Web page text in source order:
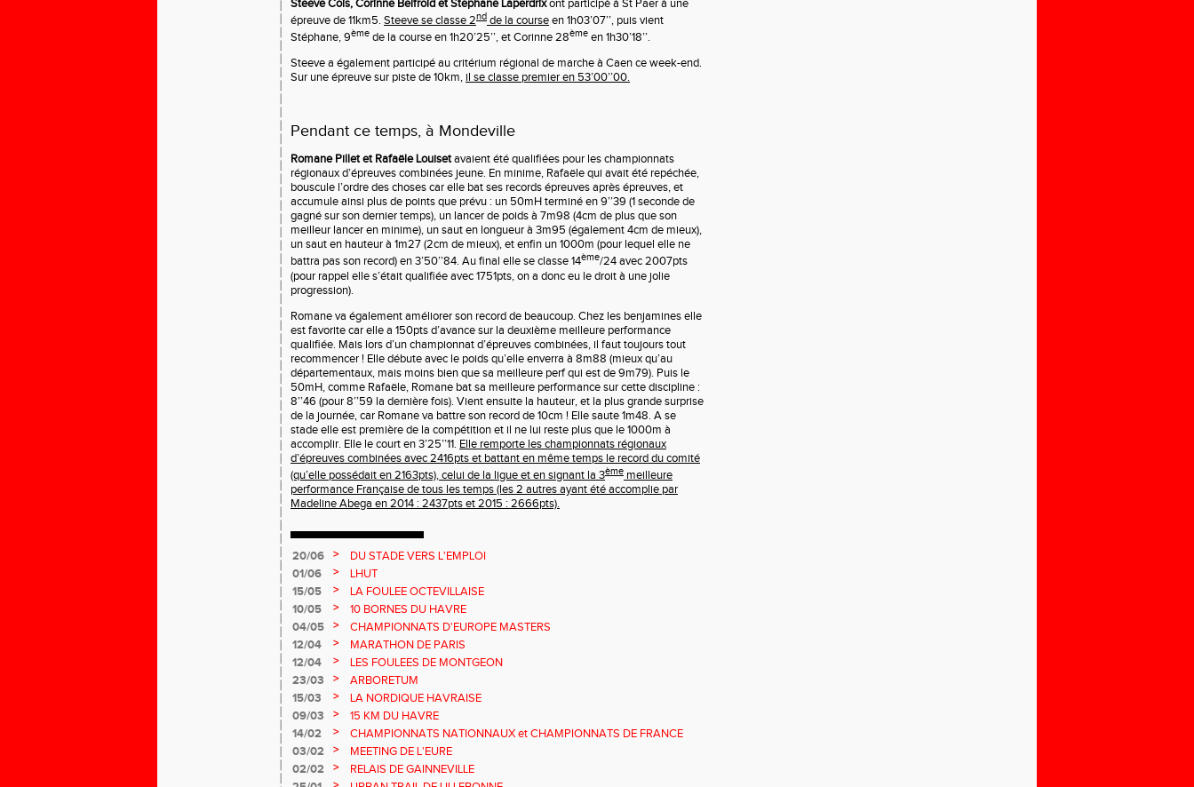
Steeve Cois, Corinne Belfroid et Stephane Laperdrixont participé à St Paer à une
épreuve de 11km5. Steeve se classe 2nd de la courseen 1h03’07’’, puis vient
Stéphane, 9ème de la course en 1h20’25’’, et Corinne 28ème en 1h30’18’’.
Steeve a également participé au critérium régional de marche à Caen ce week-end.
Sur une épreuve sur piste de 10km, il se classe premier en 53’00’’00.
Pendant ce temps, à Mondeville
Romane Pillet et Rafaële Louisetavaient été qualifiées pour les championnats
régionaux d’épreuves combinées jeune. En minime, Rafaële qui avait été repéchée,
bouscule l’ordre des choses car elle bat ses records épreuves après épreuves, et
accumule ainsi plus de points que prévu : un 50mH terminé en 9’’39 (1 seconde de
gagné sur son dernier temps), un lancer de poids à 7m98 (4cm de plus que son
meilleur lancer en minime), un saut en longueur à 3m95 (également 4cm de mieux),
un saut en hauteur à 1m27 (2cm de mieux), et enfin un 1000m (pour lequel elle ne
battra pas son record) en 3’50’’84. Au final elle se classe 14ème/24 avec 2007pts
(pour rappel elle s’était qualifiée avec 1751pts, on a donc eu le droit à une jolie
progression).
Romane va également améliorer son record de beaucoup. Chez les benjamines elle
est favorite car elle a 150pts d’avance sur la deuxième meilleure performance
qualifiée. Mais lors d’un championnat d’épreuves combinées, il faut toujours tout
recommencer ! Elle débute avec le poids qu’elle enverra à 8m88 (mieux qu’au
départementaux, mais moins bien que sa meilleure perf qui est de 9m79). Puis le
50mH, comme Rafaële, Romane bat sa meilleure performance sur cette discipline :
8’’46 (pour 8’’59 la dernière fois). Vient ensuite la hauteur, et la plus grande surprise
de la journée, car Romane va battre son record de 10cm ! Elle saute 1m48. A se
stade elle est première de la compétition et il ne lui reste plus que le 1000m à
accomplir. Elle le court en 3’25’’11. Elle remporte les championnats régionaux
d’épreuves combinées avec 2416pts et battant en même temps le record du comité
(qu’elle possédait en 2163pts), celui de la ligue et en signant la 3ème meilleure
performance Française de tous les temps (les 2 autres ayant été accomplie par
Madeline Abega en 2014 : 2437pts et 2015 : 2666pts).
20/06 >
DU STADE VERS L'EMPLOI
01/06
>
LHUT
15/05
>
LA FOULEE OCTEVILLAISE
10/05
>
10 BORNES DU HAVRE
04/05
>
CHAMPIONNATS D'EUROPE MASTERS
12/04
>
MARATHON DE PARIS
12/04
>
LES FOULEES DE MONTGEON
23/03
>
ARBORETUM
15/03
>
LA NORDIQUE HAVRAISE
09/03
>
15 KM DU HAVRE
14/02
>
CHAMPIONNATS NATIONNAUX et CHAMPIONNATS DE FRANCE
MASTERS
03/02 >
MEETING DE L'EURE
02/02
>
RELAIS DE GAINNEVILLE